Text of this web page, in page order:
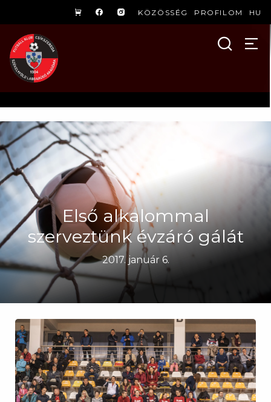
KÖZÖSSÉG PROFILOM HU
Első alkalommal
szerveztünk évzáró gálát
2017. január 6.